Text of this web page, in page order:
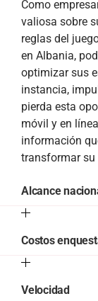
Como
valiosa sobre
reglas del
en Albania,
optimizar sus
instancia,
pierda esta
móvil y en
información
transformar su
Alcance
Costos
Velocidad